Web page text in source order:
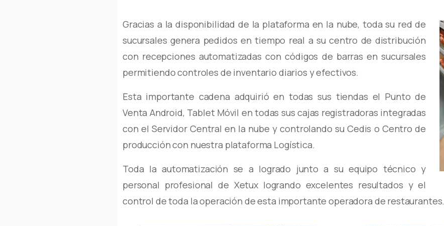
Gracias a la disponibilidad de la plataforma en la nube, toda su red de
sucursales genera pedidos en tiempo real a su centro de distribución
con recepciones automatizadas con códigos de barras en sucursales
permitiendo controles de inventario diarios y efectivos.
Esta importante cadena adquirió en todas sus tiendas el Punto de
Venta Android, Tablet Móvil en todas sus cajas registradoras integradas
con el Servidor Central en la nube y controlando su Cedis o Centro de
producción con nuestra plataforma Logística.
Toda la automatización se a logrado junto a su equipo técnico y
personal profesional de Xetux logrando excelentes resultados y el
control de toda la operación de esta importante operadora de restaurantes.